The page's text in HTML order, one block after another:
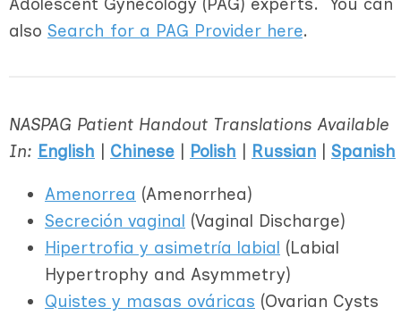
also Search for a PAG Provider here.
NASPAG Patient Handout Translations Available
In: English Chinese Polish Russian Spanish
Amenorrea (Amenorrhea)
Secreción vaginal (Vaginal Discharge)
Hipertrofia y asimetría labial (Labial
Hypertrophy and Asymmetry)
Quistes y masas ováricas (Ovarian Cysts